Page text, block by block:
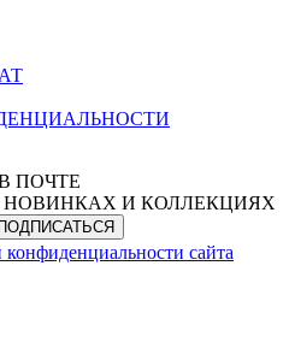
ПОЧТЕ
И КОЛЛЕКЦИЯХ
сайта